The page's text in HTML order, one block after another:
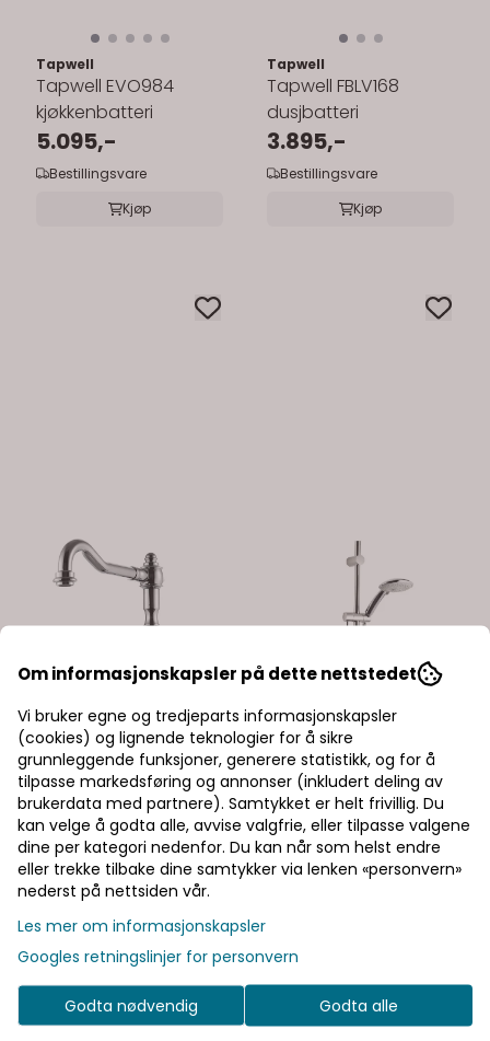
Tapwell
Tapwell EVO984
kjøkkenbatteri
5.095,-
Bestillingsvare
Kjøp
Tapwell
Tapwell FBLV168
dusjbatteri
3.895,-
Bestillingsvare
Kjøp
Om informasjonskapsler på dette nettstedet
Vi bruker egne og tredjeparts informasjonskapsler
(cookies) og lignende teknologier for å sikre
grunnleggende funksjoner, generere statistikk, og for å
tilpasse markedsføring og annonser (inkludert deling av
brukerdata med partnere). Samtykket er helt frivillig. Du
kan velge å godta alle, avvise valgfrie, eller tilpasse valgene
dine per kategori nedenfor. Du kan når som helst endre
eller trekke tilbake dine samtykker via lenken «personvern»
nederst på nettsiden vår.
Les mer om informasjonskapsler
Googles retningslinjer for personvern
Godta nødvendig Godta alle